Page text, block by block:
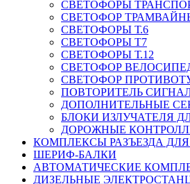
СВЕТОФОРЫ
СВЕТОФОР
СВЕТОФОРЫ Т.6
СВЕТОФОРЫ Т7
СВЕТОФОРЫ Т.12
СВЕТОФОР
СВЕТОФОР
ПОВТОРИТЕЛЬ
ДОПОЛНИТЕЛЬНЫЕ
БЛОКИ ИЗЛУЧАТЕЛЯ
ДОРОЖНЫЕ
КОМПЛЕКСЫ РАЗЪЕЗДА
ШЕРИФ-БАЛКИ
АВТОМАТИЧЕСКИЕ
ДИЗЕЛЬНЫЕ